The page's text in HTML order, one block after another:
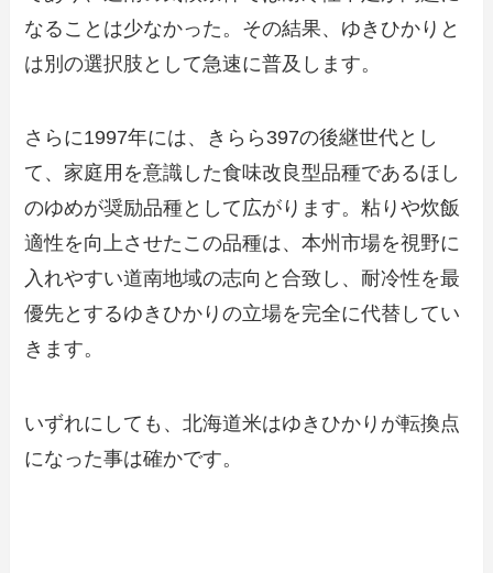
なることは少なかった。その結果、ゆきひかりと
は別の選択肢として急速に普及します。
さらに1997年には、きらら397の後継世代とし
て、家庭用を意識した食味改良型品種であるほし
のゆめが奨励品種として広がります。粘りや炊飯
適性を向上させたこの品種は、本州市場を視野に
入れやすい道南地域の志向と合致し、耐冷性を最
優先とするゆきひかりの立場を完全に代替してい
きます。
いずれにしても、北海道米はゆきひかりが転換点
になった事は確かです。